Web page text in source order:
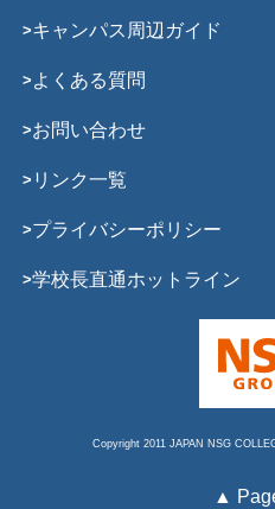
キャンパス周辺ガイド
よくある質問
お問い合わせ
リンク一覧
プライバシーポリシー
学校長直通ホットライン
Copyright 2011 JAPAN NSG
▲